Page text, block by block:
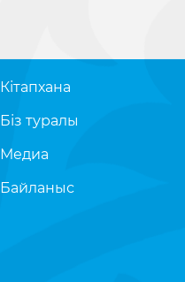
Кітапхана
Біз туралы
Медиа
Байланыс